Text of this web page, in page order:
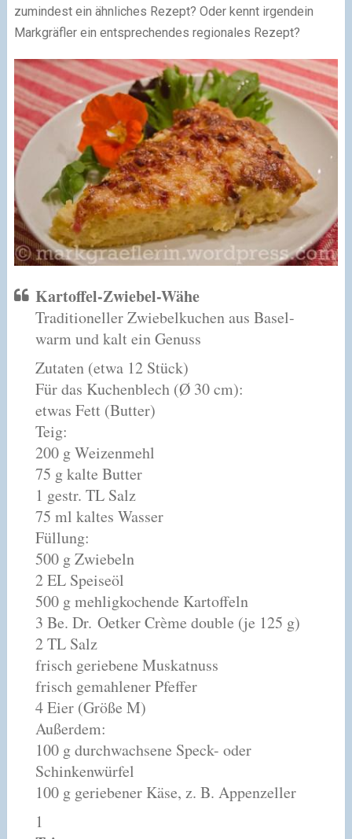
zumindest ein ähnliches Rezept? Oder kennt irgendein
Markgräfler ein entsprechendes regionales Rezept?
Kartoffel-Zwiebel-Wähe
Traditioneller Zwiebelkuchen aus Basel-
warm und kalt ein Genuss
Zutaten (etwa 12 Stück)
Für das Kuchenblech (Ø 30 cm):
etwas Fett (Butter)
Teig:
200 g Weizenmehl
75 g kalte Butter
1 gestr. TL Salz
75 ml kaltes Wasser
Füllung:
500 g Zwiebeln
2 EL Speiseöl
500 g mehligkochende Kartoffeln
3 Be. Dr. Oetker Crème double (je 125 g)
2 TL Salz
frisch geriebene Muskatnuss
frisch gemahlener Pfeffer
4 Eier (Größe M)
Außerdem:
100 g durchwachsene Speck- oder
Schinkenwürfel
100 g geriebener Käse, z. B. Appenzeller
1